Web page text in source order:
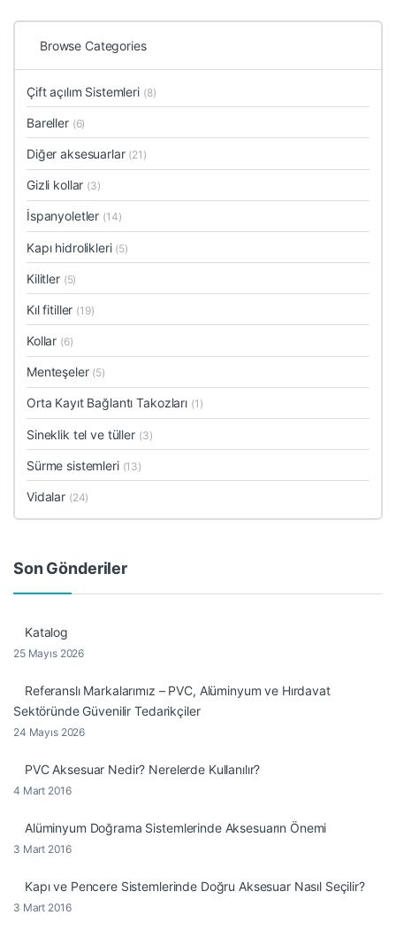
Browse Categories
Çift açılım Sistemleri (8)
Bareller (6)
Diğer aksesuarlar (21)
Gizli kollar (3)
İspanyoletler (14)
Kapı hidrolikleri (5)
Kilitler (5)
Kıl fitiller (19)
Kollar (6)
Menteşeler (5)
Orta Kayıt Bağlantı Takozları (1)
Sineklik tel ve tüller (3)
Sürme sistemleri (13)
Vidalar (24)
Son Gönderiler
Katalog
25 Mayıs 2026
Referanslı Markalarımız – PVC, Alüminyum ve Hırdavat
Sektöründe Güvenilir Tedarikçiler
24 Mayıs 2026
PVC Aksesuar Nedir? Nerelerde Kullanılır?
4 Mart 2016
Alüminyum Doğrama Sistemlerinde Aksesuarın Önemi
3 Mart 2016
Kapı ve Pencere Sistemlerinde Doğru Aksesuar Nasıl Seçilir?
3 Mart 2016